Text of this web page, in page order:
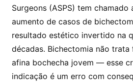
Surgeons (ASPS) tem chamado
aumento de casos de
resultado estético invertido na
décadas. Bichectomia não
afina bochecha jovem — esse
indicação é um erro com